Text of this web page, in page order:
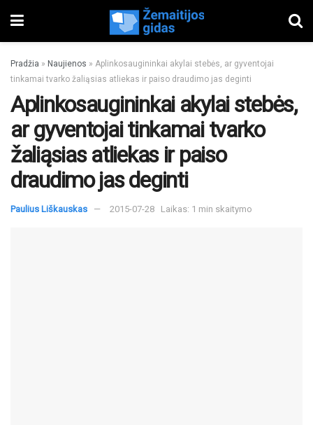
Pradžia » Naujienos » Aplinkosaugininkai akylai stebės, ar gyventojai
tinkamai tvarko žaliąsias atliekas ir paiso draudimo jas deginti
Aplinkosaugininkai akylai stebės,
ar gyventojai tinkamai tvarko
žaliąsias atliekas ir paiso
draudimo jas deginti
Paulius Liškauskas 2015-07-28 Laikas: 1 min skaitymo